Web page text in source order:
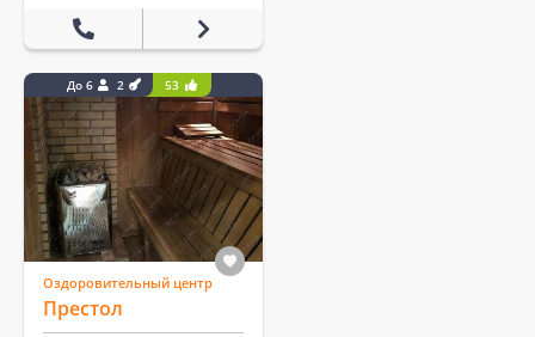
До 6 2 53
Оздоровительный центр
Престол